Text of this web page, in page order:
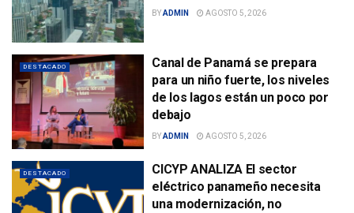
BYADMIN AGOSTO 5, 2026
DESTACADO
Canal de Panamá se prepara
para un niño fuerte, los niveles
de los lagos están un poco por
debajo
BYADMIN AGOSTO 5, 2026
DESTACADO
CICYP ANALIZA El sector
eléctrico panameño necesita
una modernización, no